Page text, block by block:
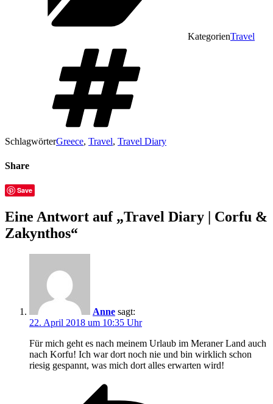
KategorienTravel
SchlagwörterGreece, Travel, Travel Diary
Share
Save
Eine Antwort auf „Travel Diary | Corfu &
Zakynthos“
Anne sagt:
22. April 2018 um 10:35 Uhr
Für mich geht es nach meinem Urlaub im Meraner Land auch
nach Korfu! Ich war dort noch nie und bin wirklich schon
riesig gespannt, was mich dort alles erwarten wird!